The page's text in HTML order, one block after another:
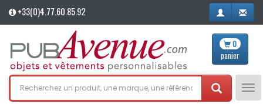
+33(0)4.77.60.85.92
0
panier